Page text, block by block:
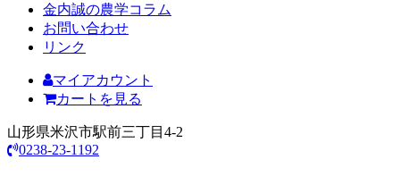
金内誠の農学コラム
お問い合わせ
リンク
マイアカウント
カートを見る
山形県米沢市駅前三丁目4-2
0238-23-1192